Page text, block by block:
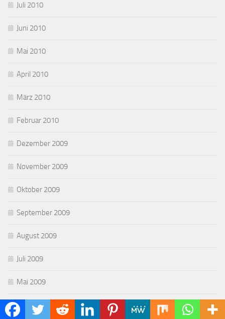
Juli 2010
Juni 2010
Mai 2010
April 2010
März 2010
Februar 2010
Dezember 2009
November 2009
Oktober 2009
September 2009
August 2009
Juli 2009
Mai 2009
April 2009